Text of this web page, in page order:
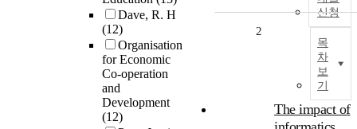
Dave, R. H
(12)
Organisation
for Economic
Co-operation
and
Development
(12)
신청
목
차
보
기
2
The impact of